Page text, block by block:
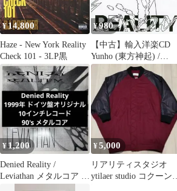
¥14,800
Haze - New York Reality
Check 101 - 3LP黒
¥980
【中古】輸入洋楽CD
Yunho (東方神起) /
Reality Show： 3rd Mini
Album (Fake Zine Ver.)
[輸入盤]
¥1,200
Denied Reality /
Leviathan メタルコア 10
¥5,000
リアリティスタジオ
ytilaer studio コクーンコ